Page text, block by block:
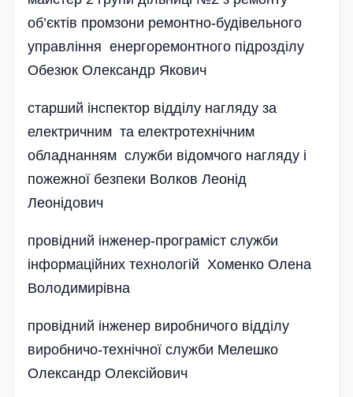
об’єктів промзони ремонтно-будівельного
управління енергоремонтного підрозділу
Обезюк Олександр Якович
старший інспектор відділу нагляду за
електричним та електротехнічним
обладнанням служби відомчого нагляду і
пожежної безпеки Волков Леонід
Леонідович
провідний інженер-програміст служби
інформаційних технологій Хоменко Олена
Володимирі­вна
провідний інженер виробничого відділу
виробничо-технічної служби Мелешко
Олександр Олексійович